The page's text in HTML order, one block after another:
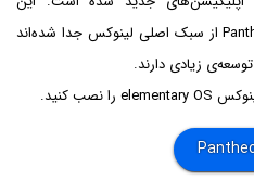
اپلیکیشن‌ها و همین‌طور دستاپ Pantheon از سبک اصلی لینوکس جدا شده‌اند
زیادی دارند.